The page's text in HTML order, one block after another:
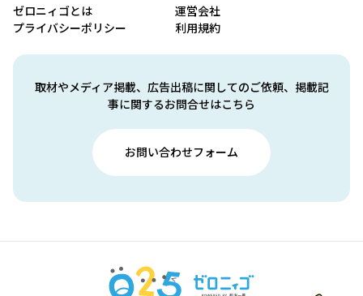
取材やメディア掲載、広告出稿に関してのご依頼、掲載記
事に関するお問合せはこちら
お問い合わせフォーム
ゼロニィゴとは
運営会社
プライバシーポリシー
利用規約